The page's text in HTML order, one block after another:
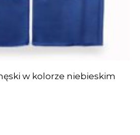
w kolorze niebieskim